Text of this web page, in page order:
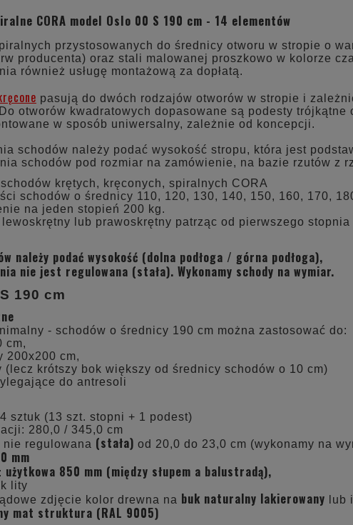
CORA model Oslo 00 S 190 cm - 14 elementów
przystosowanych do średnicy otworu w stropie o
producenta) oraz stali malowanej proszkowo w kolorze
również usługę montażową za dopłatą.
pasują do dwóch rodzajów otworów w stropie i
otworów kwadratowych dopasowane są podesty
w sposób uniwersalny, zależnie od koncepcji.
schodów należy podać wysokość stropu, która jest
schodów pod rozmiar na zamówienie, na bazie rzutów z
krętych, kręconych, spiralnych CORA
schodów o średnicy 110, 120, 130, 140, 150, 160, 170,
na jeden stopień 200 kg.
lub prawoskrętny patrząc od pierwszego stopnia
należy podać wysokość (dolna podłoga / górna podłoga),
nie jest regulowana (stała). Wykonamy schody na wymiar.
190 cm
- schodów o średnicy 190 cm można zastosować do:
cm,
200x200 cm,
(lecz krótszy bok większy od średnicy schodów o 10 cm)
do antresoli
sztuk (13 szt. stopni + 1 podest)
280,0 / 345,0 cm
regulowana (stała) od 20,0 do 23,0 cm (wykonamy na
0 mm
użytkowa 850 mm (między słupem a balustradą),
lity
zdjęcie kolor drewna na buk naturalny lakierowany lub
mat struktura (RAL 9005)